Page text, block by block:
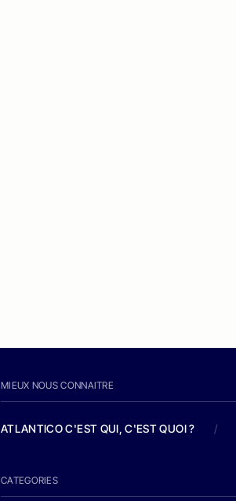
MIEUX NOUS CONNAITRE
ATLANTICO C'EST QUI, C'EST QUOI ? /
CATEGORIES